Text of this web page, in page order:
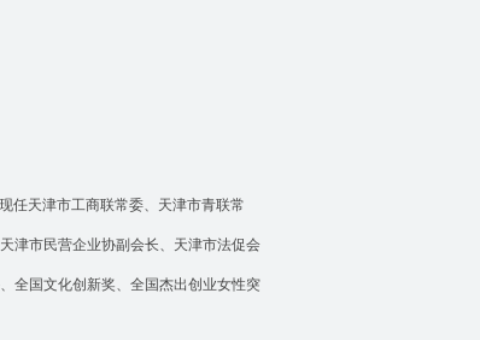
任天津市工商联常委、天津市青联常
津市民营企业协副会长、天津市法促会
全国文化创新奖、全国杰出创业女性突